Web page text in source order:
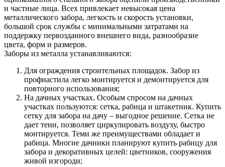
и частные лица. Всех привлекает невысокая цена
металлического забора, легкость и скорость установки,
большой срок службы с минимальными затратами на
поддержку первозданного внешнего вида, разнообразие
цвета, форм и размеров.
Заборы из металла устанавливаются:
Для ограждения строительных площадок. Забор из
профнастила легко монтируется и демонтируется для
повторного использования;
На дачных участках. Особым спросом на дачных
участках пользуются: сетка, рабица и штакетник. Купить
сетку для забора на дачу – выгодное решение. Сетка не
дает тени, позволяет циркулировать воздуху, быстро
монтируется. Теми же преимуществами обладает и
рабица. Многие дачники планируют купить рабицу для
забора и декоративных целей: цветников, сооружения
живой изгороди;